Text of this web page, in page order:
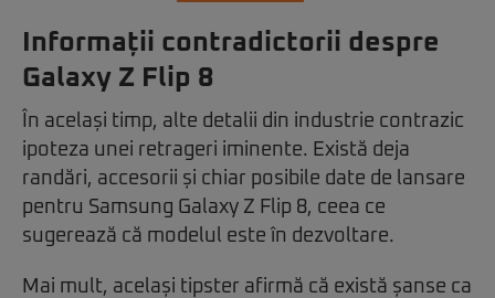
Informații contradictorii despre
Galaxy Z Flip 8
În același timp, alte detalii din industrie contrazic
ipoteza unei retrageri iminente. Există deja
randări, accesorii și chiar posibile date de lansare
pentru Samsung Galaxy Z Flip 8, ceea ce
sugerează că modelul este în dezvoltare.
Mai mult, același tipster afirmă că există șanse ca